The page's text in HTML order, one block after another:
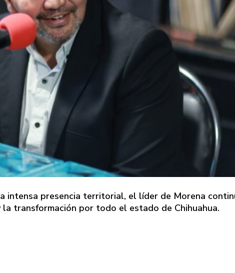
intensa presencia territorial, el líder de Morena
transformación por todo el estado de Chihuahua.